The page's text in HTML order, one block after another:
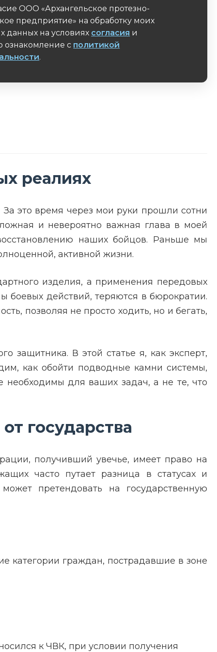
ООО «Архангельское протезно-
предприятие» на обработку моих
данных на условиях согласия и
ознакомление с политикой
.
реалиях
это время через мои руки прошли сотни
и невероятно важная глава в моей
наших бойцов. Раньше мы
активной жизни.
изделия, а применения передовых
боевых действий, теряются в бюрократии.
позволяя не просто ходить, но и бегать,
защитника. В этой статье я, как эксперт,
как обойти подводные камни системы,
необходимы для ваших задач, а не те, что
государства
получивший увечье, имеет право на
часто путает разница в статусах и
претендовать на государственную
категории граждан, пострадавшие в зоне
к ЧВК, при условии получения